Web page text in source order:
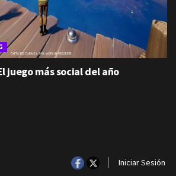
juego más social del año
Iniciar Sesión